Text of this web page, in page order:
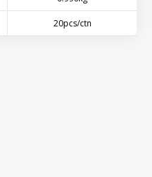
20pcs/ctn